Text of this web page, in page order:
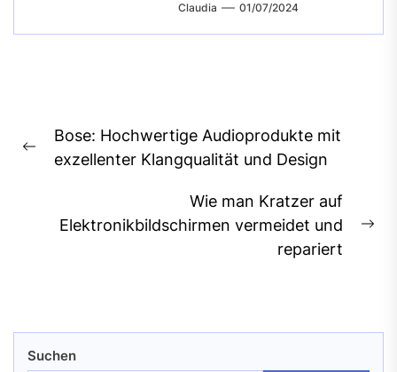
Claudia 01/07/2024
Previous
Bose: Hochwertige Audioprodukte mit
exzellenter Klangqualität und Design
Wie man Kratzer auf
Elektronikbildschirmen vermeidet und
repariert
Suchen